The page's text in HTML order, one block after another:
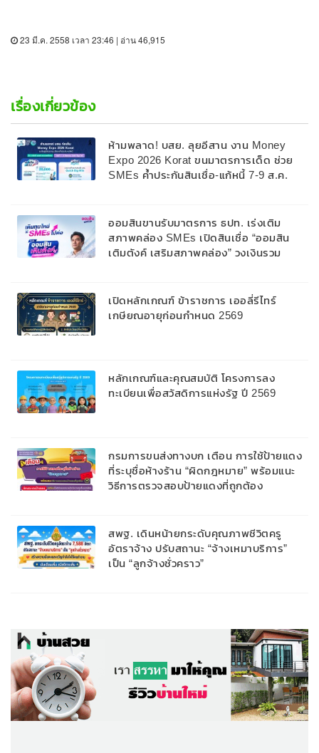
23 มี.ค. 2558 เวลา 23:46 | อ่าน 46,915
เรื่องเกี่ยวข้อง
ห้ามพลาด! บสย. ลุยอีสาน งาน Money
Expo 2026 Korat ขนมาตรการเด็ด ช่วย
SMEs ค้ำประกันสินเชื่อ-แก้หนี้ 7-9 ส.ค.
ออมสินขานรับมาตรการ ธปท. เร่งเติม
สภาพคล่อง SMEs เปิดสินเชื่อ “ออมสิน
เติมตังค์ เสริมสภาพคล่อง” วงเงินรวม
สูงสุด 10 ปี
เปิดหลักเกณฑ์ ข้าราชการ เออลี่รีไทร์
เกษียณอายุก่อนกำหนด 2569
หลักเกณฑ์และคุณสมบัติ โครงการลง
ทะเบียนเพื่อสวัสดิการแห่งรัฐ ปี 2569
กรมการขนส่งทางบก เตือน การใช้ป้ายแดง
ที่ระบุชื่อห้างร้าน “ผิดกฎหมาย” พร้อมแนะ
วิธีการตรวจสอบป้ายแดงที่ถูกต้อง
สพฐ. เดินหน้ายกระดับคุณภาพชีวิตครู
อัตราจ้าง ปรับสถานะ “จ้างเหมาบริการ”
เป็น “ลูกจ้างชั่วคราว”